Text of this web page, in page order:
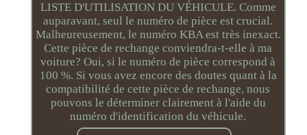
LISTE D'UTILISATION DU VÉHICULE. Comme
auparavant, seul le numéro de pièce est crucial.
Malheureusement, le numéro KBA est très inexact.
Cette pièce de rechange conviendra-t-elle à ma
voiture? Oui, si le numéro de pièce correspond à
100 %. Si vous avez encore des doutes quant à la
compatibilité de cette pièce de rechange, nous
pouvons le déterminer clairement à l'aide du
numéro d'identification du véhicule.